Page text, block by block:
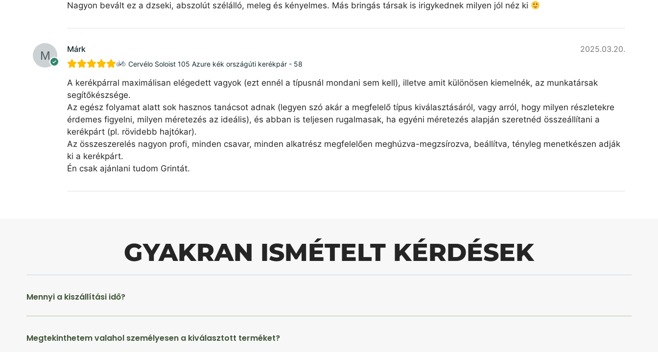
Nagyon bevált ez a dzseki, abszolút szélálló, meleg és kényelmes. Más bringás társak is irigykednek milyen jól néz ki
Márk 2025.03.20.
Cervélo Soloist 105 Azure kék országúti kerékpár - 58
A kerékpárral maximálisan elégedett vagyok (ezt ennél a típusnál mondani sem kell), illetve amit különösen kiemelnék, az munkatársak
segítőkészsége.
Az egész folyamat alatt sok hasznos tanácsot adnak (legyen szó akár a megfelelő típus kiválasztásáról, vagy arról, hogy milyen részletekre
érdemes figyelni, milyen méretezés az ideális), és abban is teljesen rugalmasak, ha egyéni méretezés alapján szeretnéd összeállítani a
kerékpárt (pl. rövidebb hajtókar).
Az összeszerelés nagyon profi, minden csavar, minden alkatrész megfelelően meghúzva-megzsírozva, beállítva, tényleg menetkészen adják
ki a kerékpárt.
Én csak ajánlani tudom Grintát.
GYAKRAN ISMÉTELT KÉRDÉSEK
Mennyi a kiszállítási idő?
Megtekinthetem valahol személyesen a kiválasztott terméket?